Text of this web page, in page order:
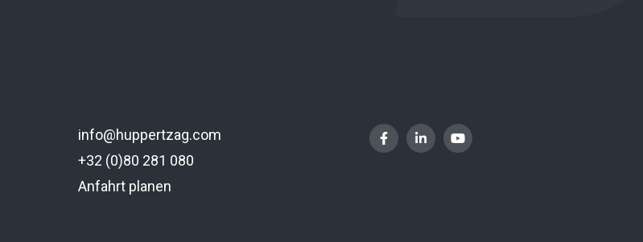
info@huppertzag.com
+32 (0)80 281 080
Anfahrt planen